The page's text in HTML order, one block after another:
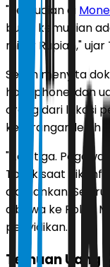
"Kemudian di
bukti, kemudian
miliar Rupiah,"
Selain menyita
handphone, dan
orang dari lokasi
keterangan lebih
"Ada tiga. Pegawai
Totok saat
diamankan.
dibawa ke Polda
penyidikan.
Temuan Uang